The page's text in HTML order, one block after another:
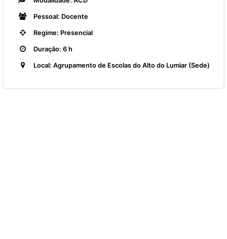
Pessoal: Docente
Regime: Presencial
Duração: 6 h
Local: Agrupamento de Escolas do Alto do Lumiar (Sede)